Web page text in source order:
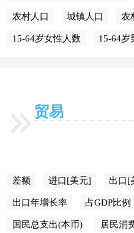
农村人口 城镇人口 农
15-64岁女性人数 15-64岁
贸易
差额 进口[美元] 出口[
出口年增长率 占GDP比例
国民总支出(本币) 居民消